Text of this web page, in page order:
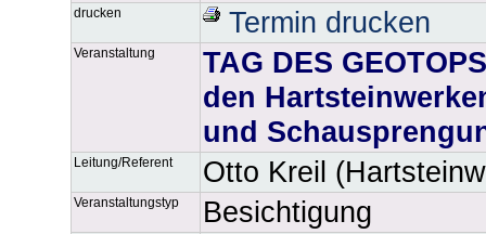
drucken Termin drucken
Veranstaltung
TAG DES
den
und
Leitung/Referent Otto Kreil
Veranstaltungstyp Besichtigung